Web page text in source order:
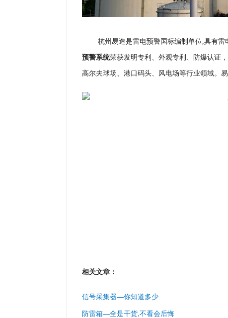
杭州易造是雷电预警国标编制单位,具有
预警系统荣获发明专利、外观专利、防爆认证
高尔夫球场、港口码头、风电场等行业领域。
相关文章：
信号采集器—你知道多少
防雷箱—全是干货,不看会后悔